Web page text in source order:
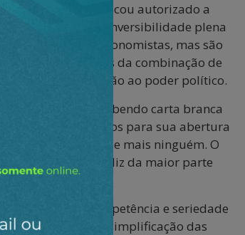
em 2021, o BC ficou autorizado a
decretar a conversibilidade plena
entre economistas, mas são
mãos exclusivas da combinação de
em relação ao poder político.
estrangeira, recebendo carta branca
e procedimentos para sua abertura
crivo do CMN ou de mais ninguém. O
o caminho infeliz da maior parte
com competência e seriedade
modernização e simplificação das